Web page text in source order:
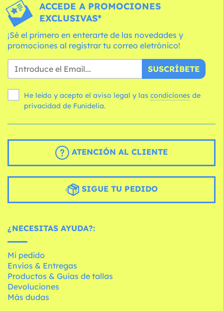
ACCEDE A PROMOCIONES
EXCLUSIVAS*
¡Sé el primero en enterarte de las novedades y
promociones al registrar tu correo eletrónico!
SUSCRÍBETE
He leído y acepto el aviso legal y las condiciones
privacidad de Funidelia.
ATENCIÓN AL CLIENTE
SIGUE TU PEDIDO
¿NECESITAS AYUDA?:
Mi pedido
Envíos & Entregas
Productos & Guías de tallas
Devoluciones
Más dudas